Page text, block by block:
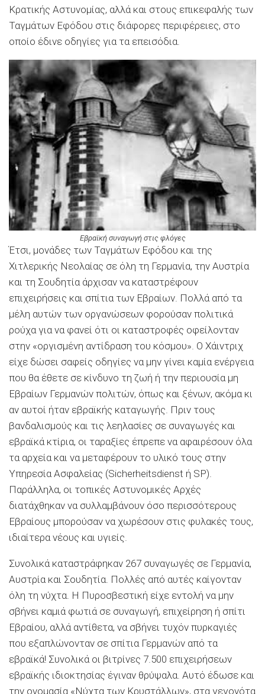
Κρατικής Αστυνομίας, αλλά και στους επικεφαλής των
Ταγμάτων Εφόδου στις διάφορες περιφέρειες, στο
οποίο έδινε οδηγίες για τα επεισόδια.
Εβραϊκή συναγωγή στις φλόγες
Έτσι, μονάδες των Ταγμάτων Εφόδου και της
Χιτλερικής Νεολαίας σε όλη τη Γερμανία, την Αυστρία
και τη Σουδητία άρχισαν να καταστρέφουν
επιχειρήσεις και σπίτια των Εβραίων. Πολλά από τα
μέλη αυτών των οργανώσεων φορούσαν πολιτικά
ρούχα για να φανεί ότι οι καταστροφές οφείλονταν
στην «οργισμένη αντίδραση του κόσμου». Ο Χάιντριχ
είχε δώσει σαφείς οδηγίες να μην γίνει καμία ενέργεια
που θα έθετε σε κίνδυνο τη ζωή ή την περιουσία μη
Εβραίων Γερμανών πολιτών, όπως και ξένων, ακόμα κι
αν αυτοί ήταν εβραϊκής καταγωγής. Πριν τους
βανδαλισμούς και τις λεηλασίες σε συναγωγές και
εβραϊκά κτίρια, οι ταραξίες έπρεπε να αφαιρέσουν όλα
τα αρχεία και να μεταφέρουν το υλικό τους στην
Υπηρεσία Ασφαλείας (Sicherheitsdienst ή SP).
Παράλληλα, οι τοπικές Αστυνομικές Αρχές
διατάχθηκαν να συλλαμβάνουν όσο περισσότερους
Εβραίους μπορούσαν να χωρέσουν στις φυλακές τους,
ιδιαίτερα νέους και υγιείς.
Συνολικά καταστράφηκαν 267 συναγωγές σε Γερμανία,
Αυστρία και Σουδητία. Πολλές από αυτές καίγονταν
όλη τη νύχτα. Η Πυροσβεστική είχε εντολή να μην
σβήνει καμιά φωτιά σε συναγωγή, επιχείρηση ή σπίτι
Εβραίου, αλλά αντίθετα, να σβήνει τυχόν πυρκαγιές
που εξαπλώνονταν σε σπίτια Γερμανών από τα
εβραϊκά! Συνολικά οι βιτρίνες 7.500 επιχειρήσεων
εβραϊκής ιδιοκτησίας έγιναν θρύψαλα. Αυτό έδωσε και
την ονομασία «Νύχτα των Κρυστάλλων», στα γεγονότα